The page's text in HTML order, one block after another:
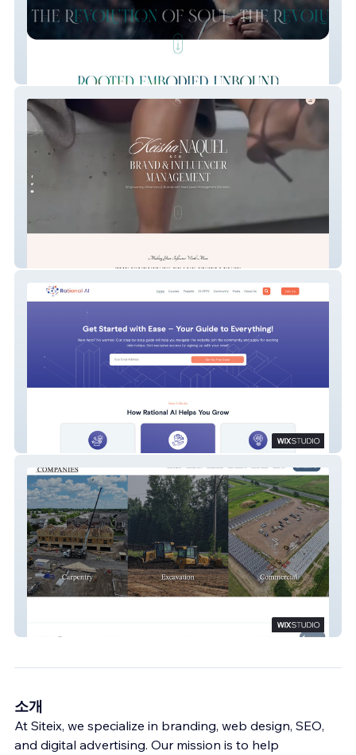
Rational AI
소개
At Siteix, we specialize in branding, web design, SEO,
and digital advertising. Our mission is to help